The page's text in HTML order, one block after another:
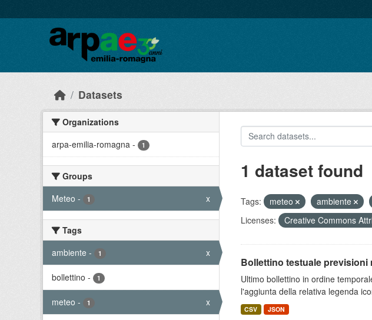
Datasets
Organizations
arpa-emilia-romagna - 1
Groups
Meteo - 1 x
Tags
ambiente - 1 x
bollettino - 1
meteo - 1 x
1 dataset found
Tags: meteo ambiente
Licenses:
Creative Commons
Bollettino testuale previsioni
Ultimo bollettino in ordine
l'aggiunta della relativa legenda
CSV JSON